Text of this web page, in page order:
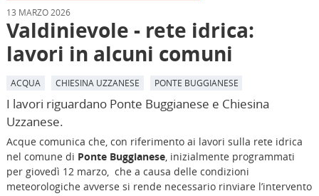
13 MARZO 2026
Valdinievole - rete idrica:
lavori in alcuni comuni
ACQUA CHIESINA UZZANESE PONTE BUGGIANESE
I lavori riguardano Ponte Buggianese e Chiesina
Uzzanese.
Acque comunica che, con riferimento ai lavori sulla rete idrica
nel comune di Ponte Buggianese, inizialmente programmati
per giovedì 12 marzo, che a causa delle condizioni
meteorologiche avverse si rende necessario rinviare l’intervento